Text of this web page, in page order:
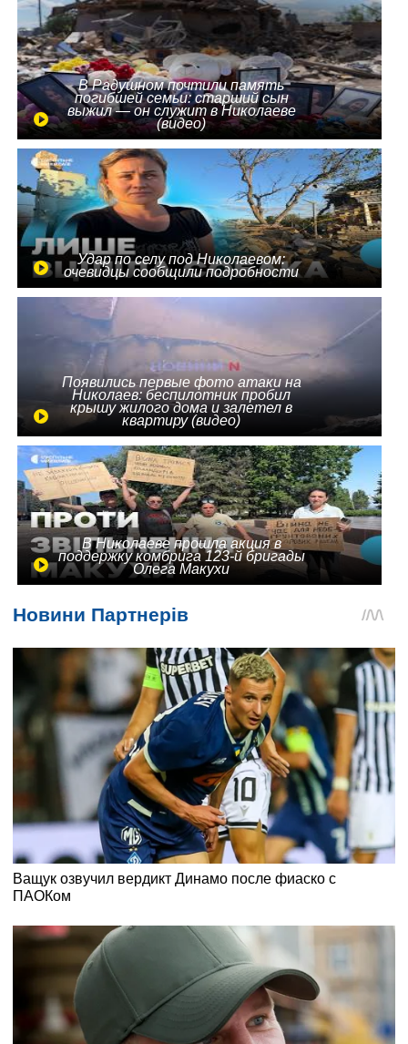
В Радушном почтили память
погибшей семьи: старший сын
выжил — он служит в Николаеве
(видео)
Удар по селу под Николаевом:
очевидцы сообщили подробности
Появились первые фото атаки на
Николаев: беспилотник пробил
крышу жилого дома и залетел в
квартиру (видео)
В Николаеве прошла акция в
поддержку комбрига 123-й бригады
Олега Макухи